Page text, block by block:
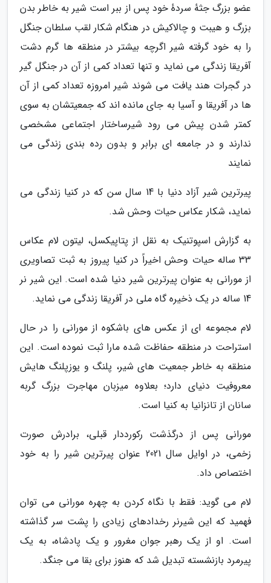
عضو بزرگ جثهٔ سردهٔ خود پس از ببر است شیر به خاطر بدن
بزرگ و هیبت و چالاکیش در هنگام شکار لقب سلطان جنگل
را به خود گرفته شیر اگرچه بیشتر در منطقه ها گرم دشت
آفریقا زندگی می نماید و تنها تعداد کمی از آن در جنگل گیر
در گجرات هند یافت می شوند شیر امروزه تعداد کمی از آن
ها در آفریقا و آسیا به جای مانده اند که جمعیتشان به سوی
کمتر شدن پیش می رود شیرساختار اجتماعی مشخصی
ندارند و در جامعه ای برابر و بدون رده بندی زندگی می
نمایند
پیرترین شیر آزاد دنیا با 14 سال سن که در کنیا زندگی می
نماید، شکار عکاس حیات وحش شد.
به گزارش اسپوتنیک به نقل از پتاپیکسل، لیتون لام عکاس
33 ساله حیات وحش اخیراً در کنیا پیروز به ثبت تصاویری
از مورانی به عنوان پیرترین شیر دنیا شده است. این شیر نر
14 ساله در یک ذخیره گاه ملی در آفریقا زندگی می نماید.
لام مجموعه ای از عکس های باشکوه از مورانی را در حال
استراحت در منطقه حفاظت شده مارا ثبت نموده است. این
منطقه به خاطر جمعیت های شیر، پلنگ و یوزپلنگ هایش
معروفیت دنیای دارد؛ بعلاوه میزبان مهاجرت بزرگ گربه
سانان از تانزانیا به کنیا است.
مورانی پس از درگذشت رکورددار قبلی، برادرش صورت
زخمی، در اوایل سال 2021 عنوان پیرترین شیر را به خود
اختصاص داد.
لام می گوید: فقط با نگاه کردن به چهره مورانی می توان
فهمید که این شیرنر رخدادهای زیادی را پشت سر گذاشته
است. او از یک رهبر جوان مغرور و یک پادشاه، به یک
پیرمرد بازنشسته تبدیل شد که هنوز برای بقا می جنگد.